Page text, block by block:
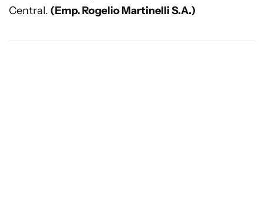
Central. (Emp. Rogelio Martinelli S.A.)